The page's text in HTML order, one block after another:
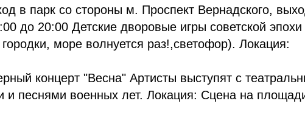
в парк со стороны м. Проспект Вернадского,
до 20:00 Детские дворовые игры советской эпохи
море волнуется раз!,светофор). Локация:
концерт "Весна" Артисты выступят с
и песнями военных лет. Локация: Сцена на